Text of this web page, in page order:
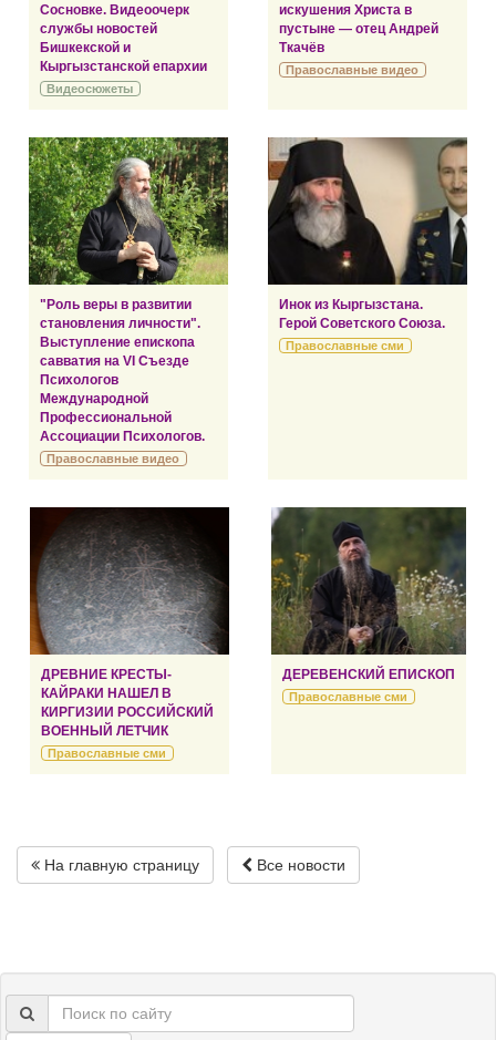
Сосновке. Видеоочерк
службы новостей
Бишкекской и
Кыргызстанской епархии
Видеосюжеты
искушения Христа в
пустыне — отец Андрей
Ткачёв
Православные видео
"Роль веры в развитии
становления личности".
Выступление епископа
савватия на VI Съезде
Психологов
Международной
Профессиональной
Ассоциации Психологов.
Православные видео
Инок из Кыргызстана.
Герой Советского Союза.
Православные сми
ДРЕВНИЕ КРЕСТЫ-
КАЙРАКИ НАШЕЛ В
КИРГИЗИИ РОССИЙСКИЙ
ВОЕННЫЙ ЛЕТЧИК
Православные сми
ДЕРЕВЕНСКИЙ ЕПИСКОП
Православные сми
На главную страницу Все новости